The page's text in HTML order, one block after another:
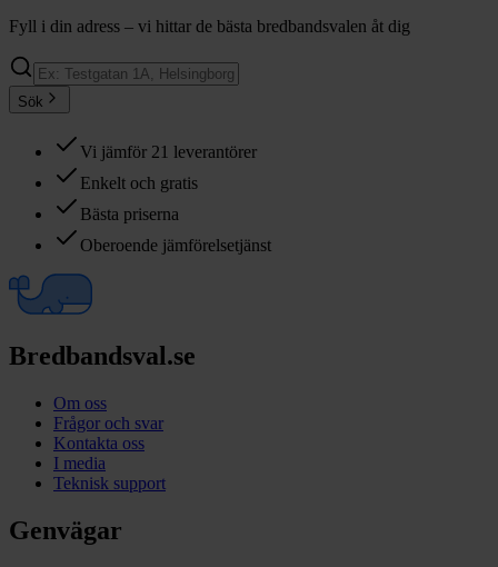
Fyll i din adress – vi hittar de bästa bredbandsvalen åt dig
Sök
Vi jämför 21 leverantörer
Enkelt och gratis
Bästa priserna
Oberoende jämförelsetjänst
Bredbandsval.se
Om oss
Frågor och svar
Kontakta oss
I media
Teknisk support
Genvägar